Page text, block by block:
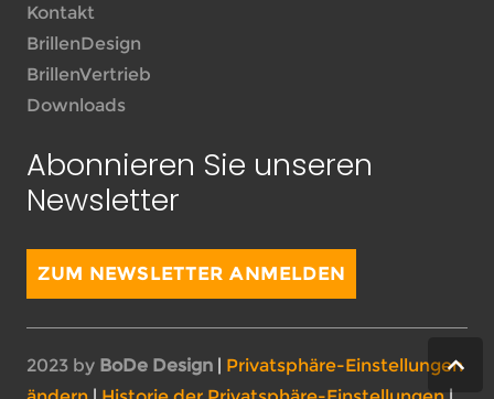
Kontakt
BrillenDesign
BrillenVertrieb
Downloads
Abonnieren Sie unseren
Newsletter
ZUM NEWSLETTER ANMELDEN
2023 by BoDe Design | Privatsphäre-Einstellungen